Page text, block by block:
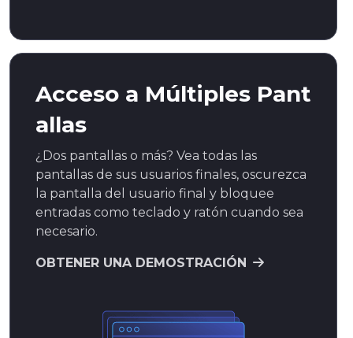
Acceso a Múltiples Pant
allas
¿Dos pantallas o más? Vea todas las
pantallas de sus usuarios finales, oscurezca
la pantalla del usuario final y bloquee
entradas como teclado y ratón cuando sea
necesario.
OBTENER UNA DEMOSTRACIÓN